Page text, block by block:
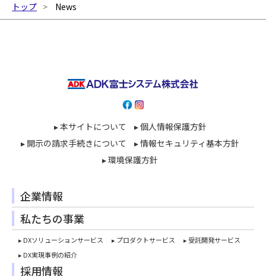
トップ News
▸ 本サイトについて
▸ 個人情報保護方針
▸ 開示の請求手続きについて
▸ 情報セキュリティ基本方針
▸ 環境保護方針
企業情報
私たちの事業
▸ DXソリューションサービス ▸ プロダクトサービス
▸ 受託開発サービス
▸ DX実現事例の紹介
採用情報